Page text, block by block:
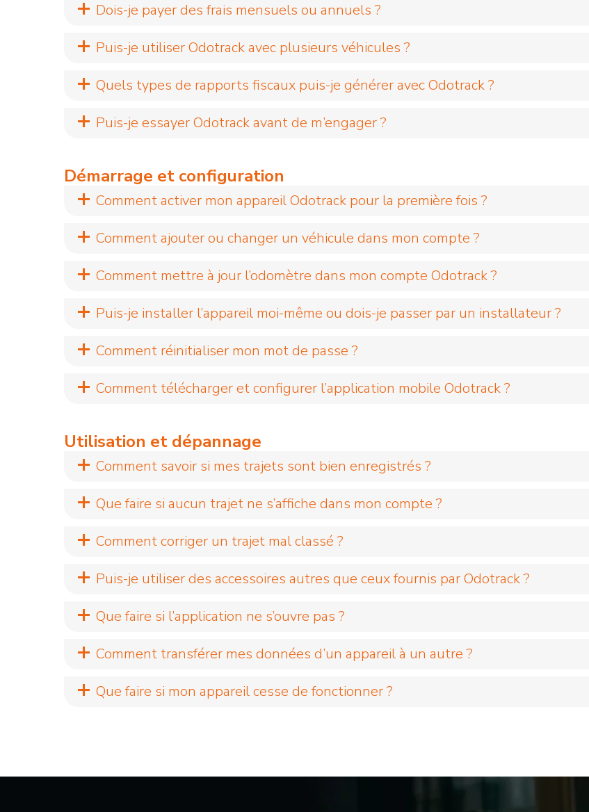
Dois-je payer des frais mensuels ou annuels ?
Puis-je utiliser Odotrack avec plusieurs véhicules ?
Quels types de rapports fiscaux puis-je générer avec Odotrack ?
Puis-je essayer Odotrack avant de m’engager ?
Démarrage et configuration
Comment activer mon appareil Odotrack pour la première fois ?
Comment ajouter ou changer un véhicule dans mon compte ?
Comment mettre à jour l’odomètre dans mon compte Odotrack ?
Puis-je installer l’appareil moi-même ou dois-je passer par un installateur ?
Comment réinitialiser mon mot de passe ?
Comment télécharger et configurer l’application mobile Odotrack ?
Utilisation et dépannage
Comment savoir si mes trajets sont bien enregistrés ?
Que faire si aucun trajet ne s’affiche dans mon compte ?
Comment corriger un trajet mal classé ?
Puis-je utiliser des accessoires autres que ceux fournis par Odotrack ?
Que faire si l’application ne s’ouvre pas ?
Comment transférer mes données d’un appareil à un autre ?
Que faire si mon appareil cesse de fonctionner ?